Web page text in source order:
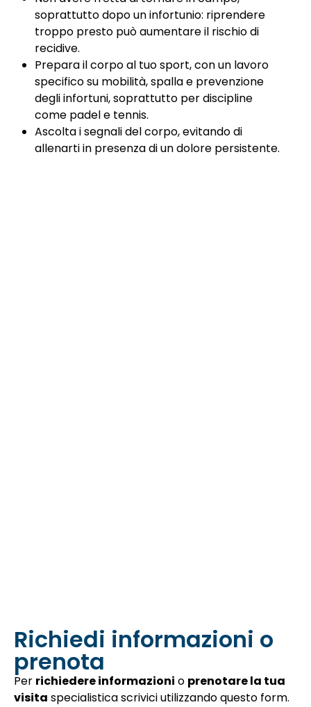
soprattutto dopo un infortunio: riprendere
troppo presto può aumentare il rischio di
recidive.
Prepara il corpo al tuo sport, con un lavoro
specifico su mobilità, spalla e prevenzione
degli infortuni, soprattutto per discipline
come padel e tennis.
Ascolta i segnali del corpo, evitando di
allenarti in presenza di un dolore persistente.
Richiedi informazioni o
prenota
Per richiedere informazioni o prenotare la tua
visita specialistica scrivici utilizzando questo form.